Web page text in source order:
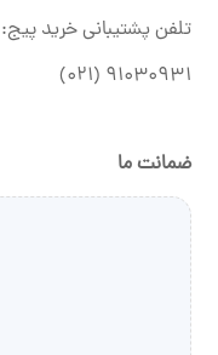
تلفن پشتیبانی خرید پیج:
۹۱۰۳۰۹۳۱ (۰۲۱)
ضمانت ما